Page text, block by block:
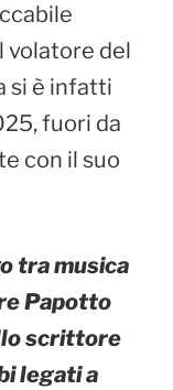
volatore del
si è infatti
fuori da
con il suo
tra musica
Papotto
scrittore
legati a